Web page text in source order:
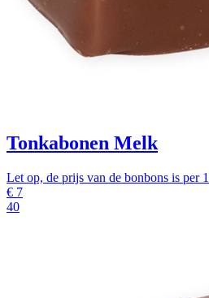
Tonkabonen Melk
Let op, de prijs van de bonbons is per
€ 7
40